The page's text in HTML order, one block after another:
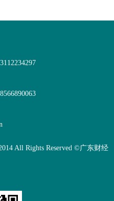
All Rights Reserved ©广东财经